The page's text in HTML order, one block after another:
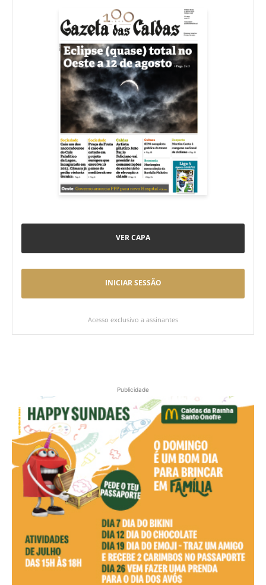
VER CAPA
INICIAR SESSÃO
Acesso exclusivo a assinantes
Publicidade